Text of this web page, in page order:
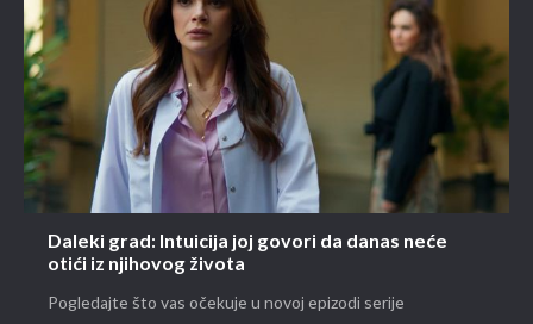
Daleki grad: Intuicija joj govori da danas neće
otići iz njihovog života
Pogledajte što vas očekuje u novoj epizodi serije